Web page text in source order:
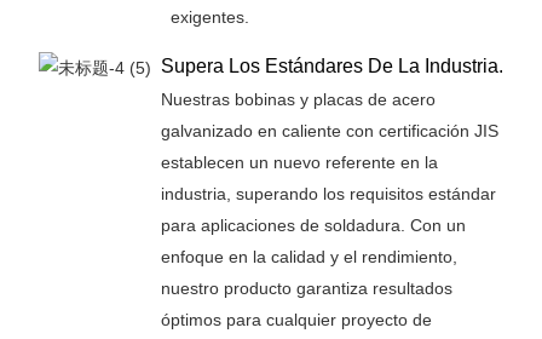
exigentes.
Supera Los Estándares De La Industria.
Nuestras bobinas y placas de acero
galvanizado en caliente con certificación JIS
establecen un nuevo referente en la
industria, superando los requisitos estándar
para aplicaciones de soldadura. Con un
enfoque en la calidad y el rendimiento,
nuestro producto garantiza resultados
óptimos para cualquier proyecto de